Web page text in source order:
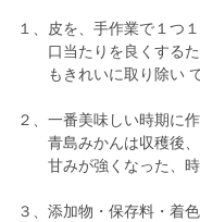
１、皮を、手作業で１つ
口当たりを良くするた
もきれいに取り除い て
２、一番美味しい時期に作
青島みかんは収穫後、
甘みが強くなった、時
３、添加物・保存料・着